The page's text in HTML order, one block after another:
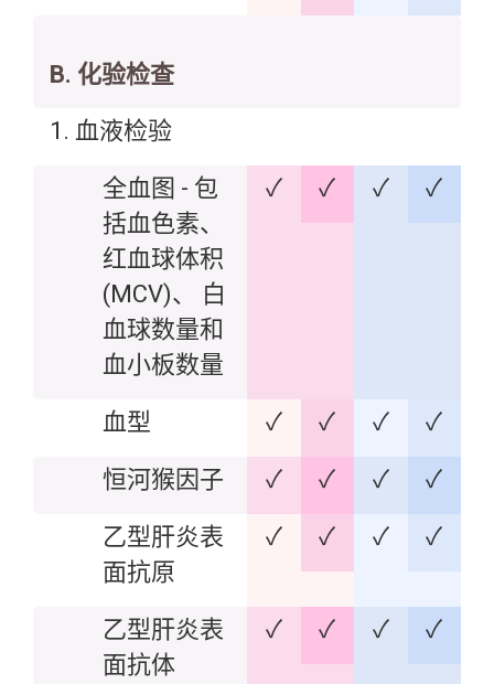
B. 化验检查
1. 血液检验
全血图 - 包
括血色素、
红血球体积
(MCV)、 白
血球数量和
血小板数量
✓ ✓ ✓ ✓
血型 ✓ ✓ ✓
✓
恒河猴因子
✓ ✓ ✓
✓
乙型肝炎表
面抗原
✓ ✓ ✓ ✓
乙型肝炎表
面抗体
✓ ✓ ✓ ✓